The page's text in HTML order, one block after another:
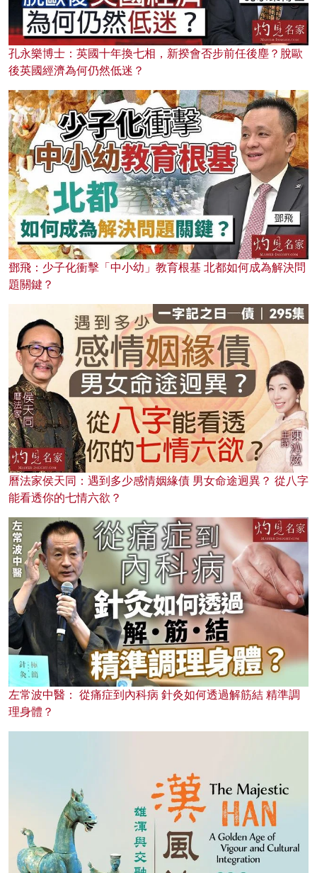
孔永樂博士：英國十年換七相，新揆會否步前任後塵？脫歐
後英國經濟為何仍然低迷？
鄧飛：少子化衝擊「中小幼」教育根基 北都如何成為解決問
題關鍵？
曆法家侯天同：遇到多少感情姻緣債 男女命途迥異？ 從八字
能看透你的七情六欲？
左常波中醫： 從痛症到內科病 針灸如何透過解筋結 精準調
理身體？